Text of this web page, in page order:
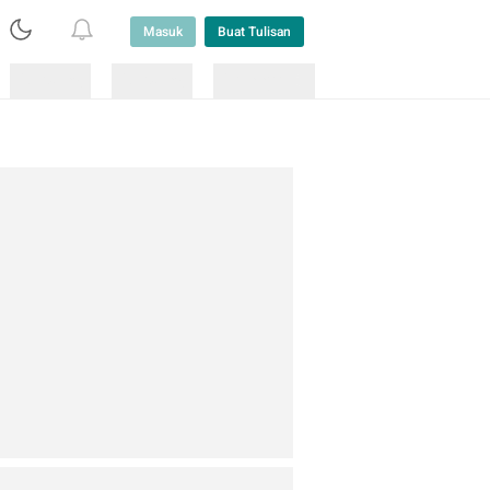
Masuk Buat Tulisan